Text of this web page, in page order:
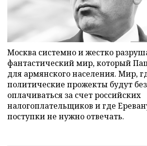
Москва системно и жестко
фантастический мир, который
для армянского населения. Мир,
политические прожекты будут
оплачиваться за счет российских
налогоплательщиков и где
поступки не нужно отвечать.